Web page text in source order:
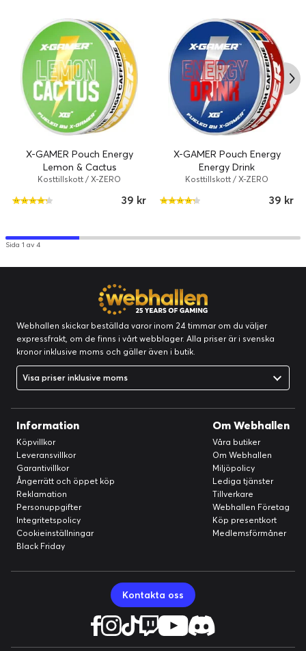
X-GAMER Pouch Energy
Lemon & Cactus
Kosttillskott / X-ZERO
39 kr
X-GAMER Pouch Energy
Energy Drink
Kosttillskott / X-ZERO
39 kr
Sida 1 av 4
Webhallen skickar beställda varor inom 24 timmar om du väljer
expressfrakt, om de finns i vårt webblager. Alla priser är i svenska
kronor inklusive moms och gäller även i butik.
Visa priser inklusive moms
Information
Köpvillkor
Leveransvillkor
Garantivillkor
Ångerrätt och öppet köp
Reklamation
Personuppgifter
Integritetspolicy
Cookieinställningar
Black Friday
Om Webhallen
Våra butiker
Om Webhallen
Miljöpolicy
Lediga tjänster
Tillverkare
Webhallen Företag
Köp presentkort
Medlemsförmåner
Kontakta oss